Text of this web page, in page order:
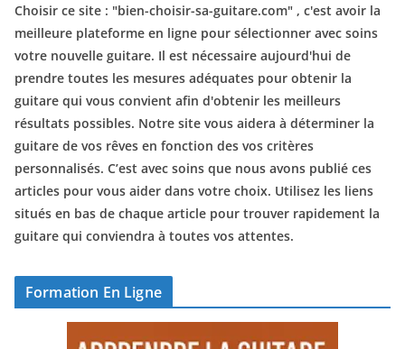
Choisir ce site : "bien-choisir-sa-guitare.com" , c'est avoir la
meilleure plateforme en ligne pour sélectionner avec soins
votre nouvelle guitare. Il est nécessaire aujourd'hui de
prendre toutes les mesures adéquates pour obtenir la
guitare qui vous convient afin d'obtenir les meilleurs
résultats possibles. Notre site vous aidera à déterminer la
guitare de vos rêves en fonction des vos critères
personnalisés. C’est avec soins que nous avons publié ces
articles pour vous aider dans votre choix. Utilisez les liens
situés en bas de chaque article pour trouver rapidement la
guitare qui conviendra à toutes vos attentes.
Formation En Ligne